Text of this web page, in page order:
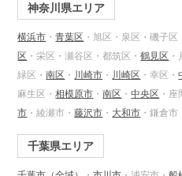
神奈川県エリア
横浜市 ・青葉区 ・旭区・泉区・磯子区
区 ・栄区・瀬谷区・都筑区・鶴見区
緑区・南区 ・ 川崎市 ・ 川崎区 ・幸区・
麻生区・相模原市 ・南区 ・中央区 ・
市 ・綾瀬市・藤沢市 ・ 大和市 ・鎌倉
千葉県エリア